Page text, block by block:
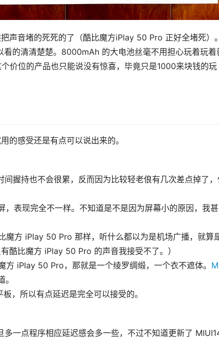
声音堵的死死的了（酷比魔方iPlay 50 Pro 正好全堵死）
的清清楚楚。8000mAh 的大电池丝毫不用担心玩着玩着
价位的产品也只能说没有惊喜，毕竟只是1000来块钱的玩
的感受还是有点可以说出来的。
握持也不会很累，反而因为比较轻老俍有几次差点掉了
表现完全不一样。不知道是不是因为屏幕小的原因，我
魔方 iPlay 50 Pro 那样，听什么都以为是机场广播，就算
酷比魔方 iPlay 50 Pro 的声音我接受不了。）
iPlay 50 Pro，那就是一个绫罗绸缎，一个衣不遮体。
，所以有点延迟是完全可以接受的。
一点程序相应延迟感会多一些，不过不知道更新了